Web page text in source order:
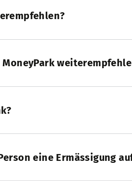
eine Ermässigung